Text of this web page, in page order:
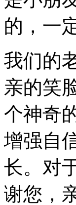
的，一
我们的
亲的笑
个神奇
增强自
长。对
谢您，